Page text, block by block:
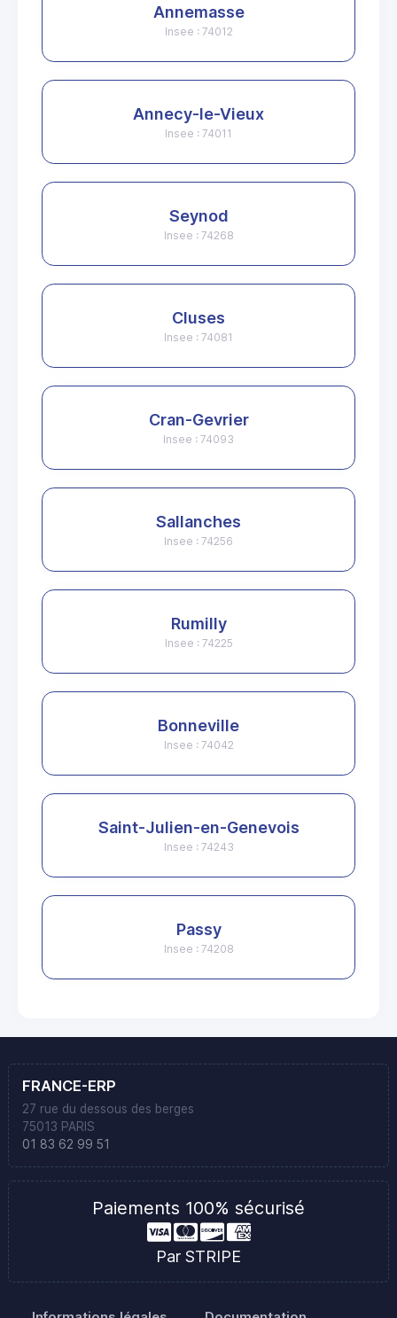
Annemasse
Insee : 74012
Annecy-le-Vieux
Insee : 74011
Seynod
Insee : 74268
Cluses
Insee : 74081
Cran-Gevrier
Insee : 74093
Sallanches
Insee : 74256
Rumilly
Insee : 74225
Bonneville
Insee : 74042
Saint-Julien-en-Genevois
Insee : 74243
Passy
Insee : 74208
FRANCE-ERP
27 rue du dessous des berges
75013 PARIS
01 83 62 99 51
Paiements 100% sécurisé
Par STRIPE